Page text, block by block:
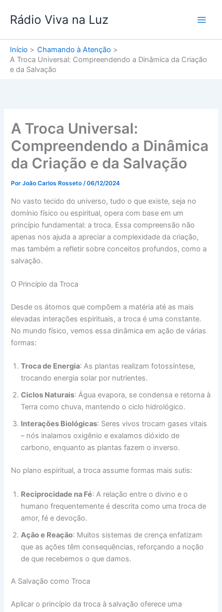
para
conteúdo
Rádio Viva na Luz
Início
Chamando à Atenção
A Troca Universal: Compreendendo a Dinâmica da Criação
e da Salvação
A Troca Universal:
Compreendendo a Dinâmica
da Criação e da Salvação
PorJoão Carlos Rosseto/06/12/2024
No vasto tecido do universo, tudo o que existe, seja no
domínio físico ou espiritual, opera com base em um
princípio fundamental: a troca. Essa compreensão não
apenas nos ajuda a apreciar a complexidade da criação,
mas também a refletir sobre conceitos profundos, como a
salvação.
O Princípio da Troca
Desde os átomos que compõem a matéria até as mais
elevadas interações espirituais, a troca é uma constante.
No mundo físico, vemos essa dinâmica em ação de várias
formas:
Troca de Energia: As plantas realizam fotossíntese,
trocando energia solar por nutrientes.
Ciclos Naturais: Água evapora, se condensa e retorna à
Terra como chuva, mantendo o ciclo hidrológico.
Interações Biológicas: Seres vivos trocam gases vitais
– nós inalamos oxigênio e exalamos dióxido de
carbono, enquanto as plantas fazem o inverso.
No plano espiritual, a troca assume formas mais sutis:
Reciprocidade na Fé: A relação entre o divino e o
humano frequentemente é descrita como uma troca de
amor, fé e devoção.
Ação e Reação: Muitos sistemas de crença enfatizam
que as ações têm consequências, reforçando a noção
de que recebemos o que damos.
A Salvação como Troca
Aplicar o princípio da troca à salvação oferece uma